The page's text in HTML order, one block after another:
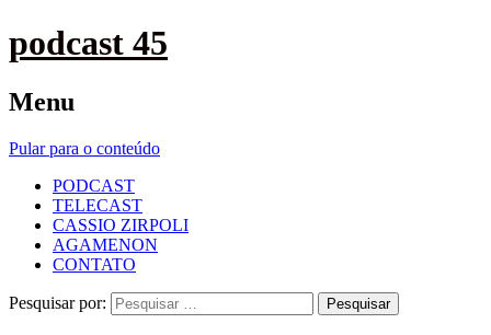
podcast 45
Menu
Pular para o conteúdo
PODCAST
TELECAST
CASSIO ZIRPOLI
AGAMENON
CONTATO
Pesquisar por: